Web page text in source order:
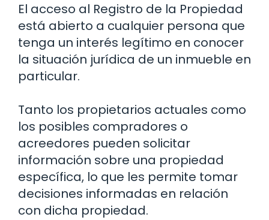
El acceso al Registro de la Propiedad
está abierto a cualquier persona que
tenga un interés legítimo en conocer
la situación jurídica de un inmueble en
particular.
Tanto los propietarios actuales como
los posibles compradores o
acreedores pueden solicitar
información sobre una propiedad
específica, lo que les permite tomar
decisiones informadas en relación
con dicha propiedad.